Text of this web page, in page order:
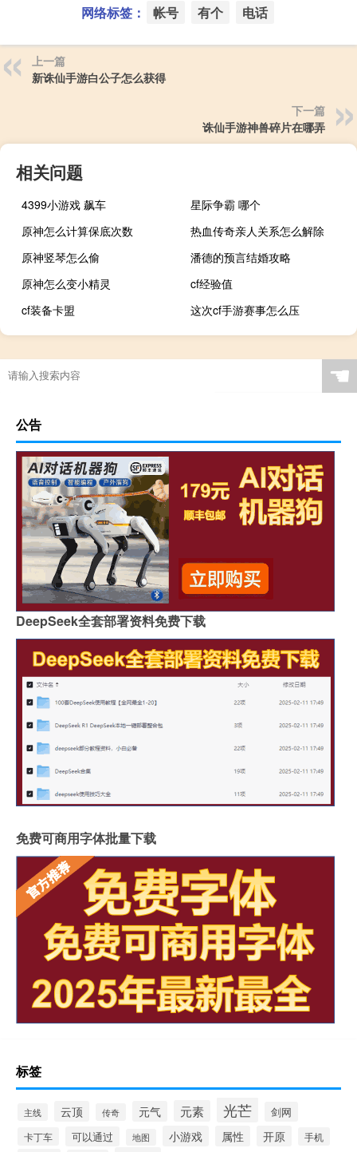
网络标签： 帐号 有个 电话
上一篇
新诛仙手游白公子怎么获得
下一篇
诛仙手游神兽碎片在哪弄
相关问题
4399小游戏 飙车
星际争霸 哪个
原神怎么计算保底次数
热血传奇亲人关系怎么解除
原神竖琴怎么偷
潘德的预言结婚攻略
原神怎么变小精灵
cf经验值
cf装备卡盟
这次cf手游赛事怎么压
☚
公告
DeepSeek全套部署资料免费下载
免费可商用字体批量下载
标签
主线 云顶 传奇 元气 元素 光芒 剑网
卡丁车 可以通过 地图 小游戏 属性 开原 手机